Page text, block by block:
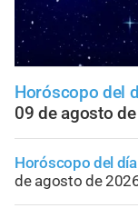
Horóscopo del
09 de agosto
Horóscopo del día
de agosto de